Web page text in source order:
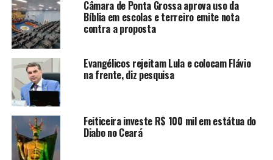
Câmara de Ponta Grossa aprova uso da
Bíblia em escolas e terreiro emite nota
contra a proposta
Evangélicos rejeitam Lula e colocam Flávio
na frente, diz pesquisa
Feiticeira investe R$ 100 mil em estátua do
Diabo no Ceará